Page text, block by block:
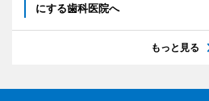
にする歯科医院へ
もっと見る